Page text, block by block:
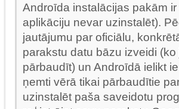
Androīda instalācijas pakām
aplikāciju nevar uzinstalēt).
jautājumu par oficiālu,
parakstu datu bāzu izveidi
pārbaudīt) un Androīdā ielikt
ņemti vērā tikai pārbaudītie
uzinstalēt paša saveidotu